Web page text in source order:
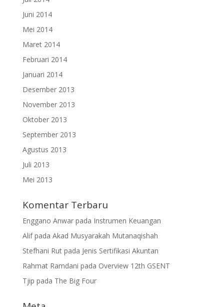
Juni 2014
Mei 2014
Maret 2014
Februari 2014
Januari 2014
Desember 2013
November 2013
Oktober 2013
September 2013
Agustus 2013
Juli 2013
Mei 2013
Komentar Terbaru
Enggano Anwarpada Instrumen Keuangan
Alifpada Akad Musyarakah Mutanaqishah
Stefhani Rutpada Jenis Sertifikasi Akuntan
Rahmat Ramdani pada Overview 12th GSENT
Tjip pada The Big Four